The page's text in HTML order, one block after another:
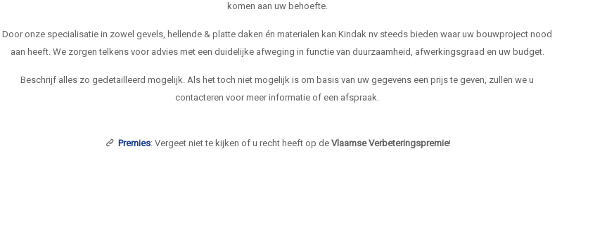
komen aan uw behoefte.
Door onze specialisatie in zowel gevels, hellende & platte daken én materialen kan Kindak nv steeds bieden waar uw bouwproject nood
aan heeft. We zorgen telkens voor advies met een duidelijke afweging in functie van duurzaamheid, afwerkingsgraad en uw budget.
Beschrijf alles zo gedetailleerd mogelijk. Als het toch niet mogelijk is om basis van uw gegevens een prijs te geven, zullen we u
contacteren voor meer informatie of een afspraak.
Premies: Vergeet niet te kijken of u recht heeft op deVlaamse Verbeteringspremie!